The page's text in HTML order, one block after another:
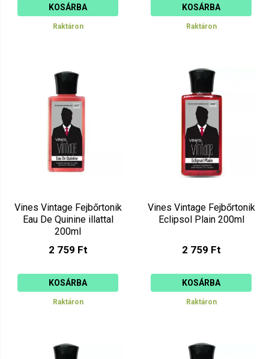
KOSÁRBA
Raktáron
KOSÁRBA
Raktáron
Vines Vintage Fejbőrtonik
Eau De Quinine illattal
200ml
2 759 Ft
KOSÁRBA
Raktáron
Vines Vintage Fejbőrtonik
Eclipsol Plain 200ml
2 759 Ft
KOSÁRBA
Raktáron